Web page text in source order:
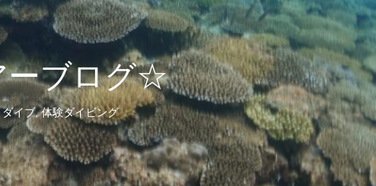
ーブログ☆
イブ,体験ダイビング